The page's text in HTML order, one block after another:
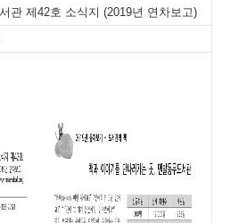
관 제42호 소식지 (2019년 연차보고)